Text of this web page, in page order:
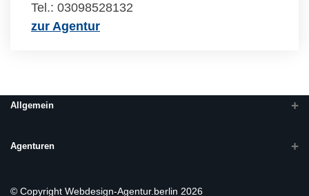
Tel.: 03098528132
zur Agentur
Allgemein
Agenturen
© Copyright Webdesign-Agentur.berlin 2026